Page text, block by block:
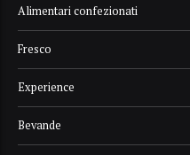
Alimentari confezionati
Fresco
Experience
Bevande